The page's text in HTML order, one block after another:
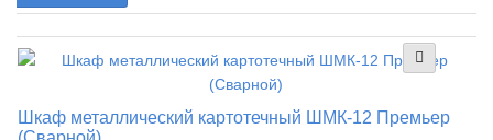
Шкаф металлический картотечный ШМК-12 Премьер